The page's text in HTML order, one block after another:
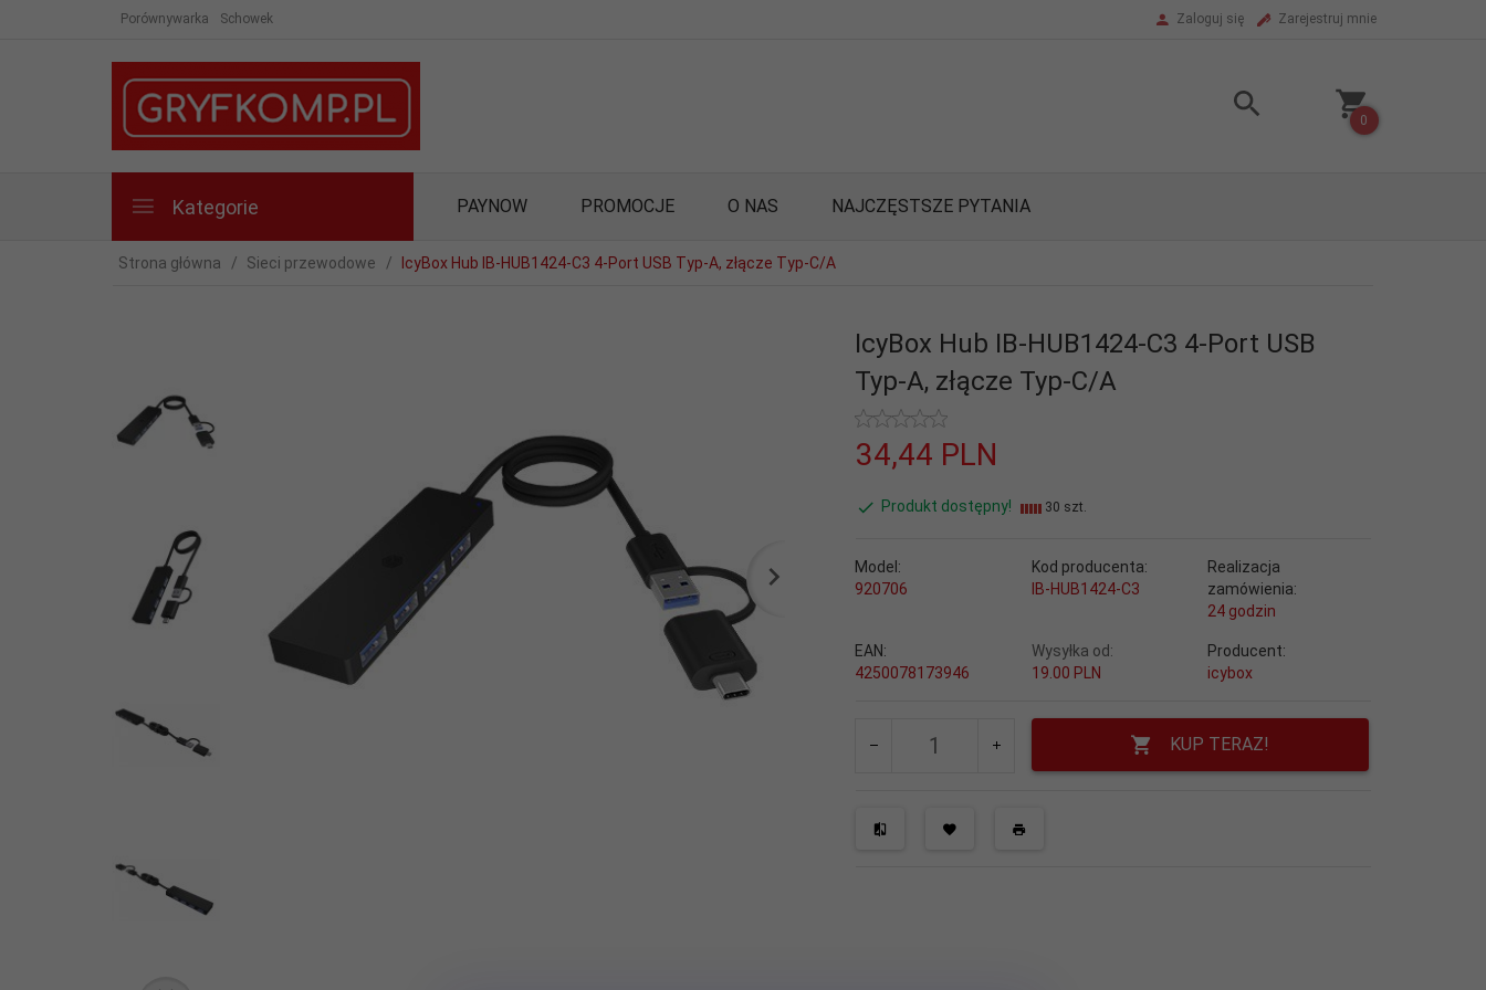
Porównywarka Schowek Zaloguj się Zarejestruj mnie
0
Kategorie PAYNOW PROMOCJE O NAS NAJCZĘSTSZE PYTANIA
Strona główna Sieci przewodowe IcyBox Hub IB-HUB1424-C3 4-Port USB Typ-A, złącze Typ-C/A
IcyBox Hub IB-HUB1424-C3 4-Port USB
Typ-A, złącze Typ-C/A
34,44 PLN
Produkt dostępny! 30 szt.
Model:
920706
Kod producenta:
IB-HUB1424-C3
Realizacja
zamówienia:
24 godzin
EAN:
4250078173946
Wysyłka od:
19.00 PLN
Producent:
icybox
KUP TERAZ!